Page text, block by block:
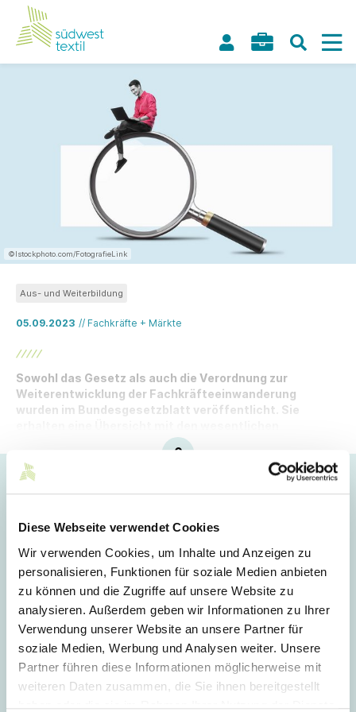
Diese Webseite verwendet Cookies
Wir verwenden Cookies, um Inhalte und Anzeigen zu
personalisieren, Funktionen für soziale Medien anbieten
zu können und die Zugriffe auf unsere Website zu
analysieren. Außerdem geben wir Informationen zu Ihrer
Verwendung unserer Website an unsere Partner für
soziale Medien, Werbung und Analysen weiter. Unsere
Partner führen diese Informationen möglicherweise mit
weiteren Daten zusammen, die Sie ihnen bereitgestellt
©Istockphoto.com/FotografieLink
05.09.2023 // Fachkräfte + Märkte
Aus- und Weiterbildung
Sowohl das Gesetz als auch die Verordnung zur
Weiterentwicklung der Fachkräfteeinwanderung
wurden im Bundesgesetzblatt veröffentlicht. Sie
Änderungen und dem jeweiligen Inkrafttreten.
Login
E-Mail